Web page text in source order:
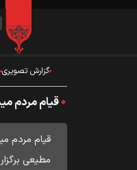
گزارش تصویری
قیام مردم
قیام مردم
مطیعی